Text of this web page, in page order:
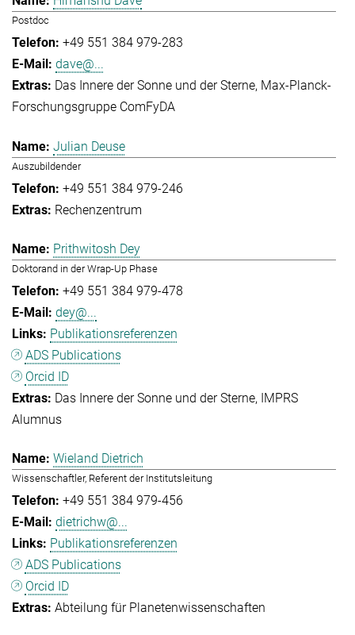
Postdoc
+49 551 384 979-283
dave@...
Das Innere der Sonne und der Sterne Max-Planck-
Forschungsgruppe ComFyDA
Julian Deuse
Auszubildender
+49 551 384 979-246
Rechenzentrum
Prithwitosh Dey
Doktorand in der Wrap-Up Phase
+49 551 384 979-478
dey@...
Publikationsreferenzen
ADS Publications
Orcid ID
Das Innere der Sonne und der Sterne IMPRS
Alumnus
Wieland Dietrich
Wissenschaftler, Referent der Institutsleitung
+49 551 384 979-456
dietrichw@...
Publikationsreferenzen
ADS Publications
Orcid ID
Abteilung für Planetenwissenschaften